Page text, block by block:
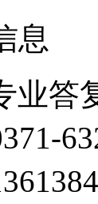
息
业答